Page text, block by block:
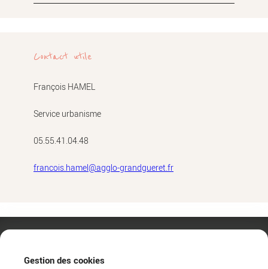
Gestion des cookies
Contact utile
François HAMEL
Service urbanisme
05.55.41.04.48
francois.hamel@agglo-grandgueret.fr